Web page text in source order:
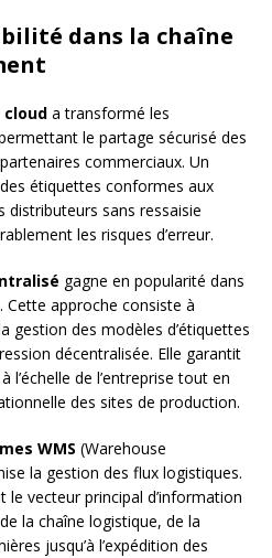
dans la chaîne
a transformé les
le partage sécurisé des
commerciaux. Un
étiquettes conformes aux
distributeurs sans ressaisie
les risques d’erreur.
gagne en popularité dans
approche consiste à
gestion des modèles d’étiquettes
décentralisée. Elle garantit
l’échelle de l’entreprise tout en
des sites de production.
WMS (Warehouse
la gestion des flux logistiques.
le vecteur principal d’information
la chaîne logistique, de la
jusqu’à l’expédition des